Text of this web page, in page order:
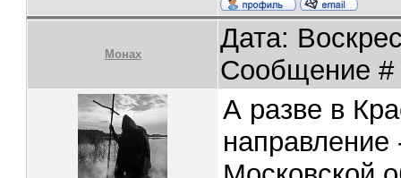
Монах
Дата:
Сообщение
А разве в